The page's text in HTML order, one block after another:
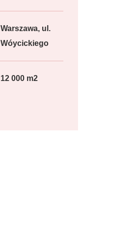
Warszawa, ul.
Wóycickiego
12 000 m2